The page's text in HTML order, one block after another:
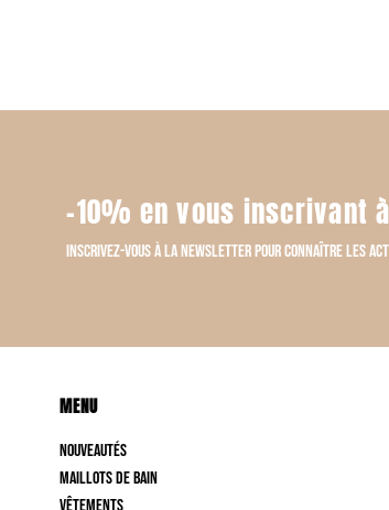
-10% en vous inscrivant
Inscrivez-vous à la newsletter pour connaître les
MENU
NOUVEAUTÉS
Maillots de bain